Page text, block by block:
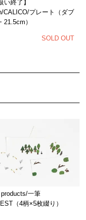
い終了】
CALICO/プレート（ダブ
21.5cm）
SOLD OUT
一筆
（4柄×5枚綴り）